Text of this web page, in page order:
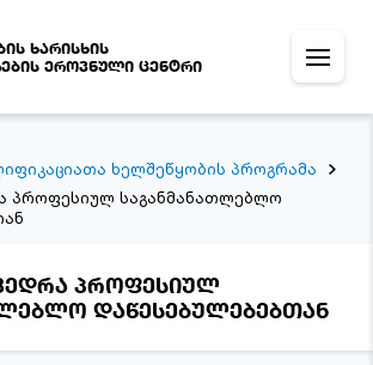
ხარისხის
ეროვნული ცენტრი
ხელშეწყობის პროგრამა
პროფესიულ საგანმანათლებლო
პროფესიულ
დაწესებულებებთან